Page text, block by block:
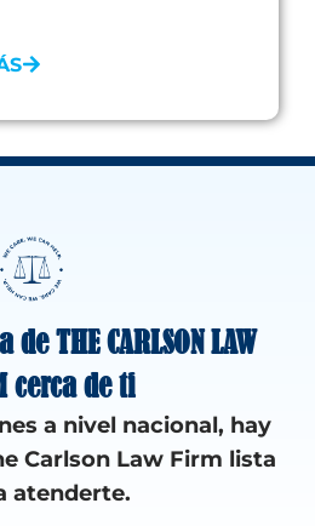
THE CARLSON LAW
cerca de ti
a nivel nacional, hay
Carlson Law Firm lista
atenderte.